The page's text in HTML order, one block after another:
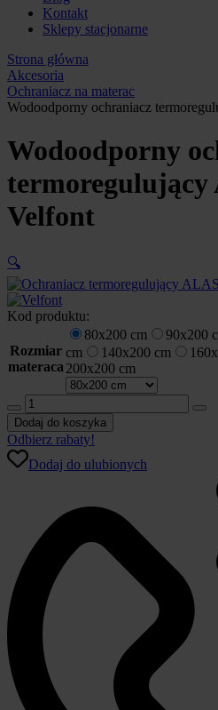
Kontakt
Sklepy stacjonarne
Strona główna
Akcesoria
Ochraniacz na materac
Wodoodporny ochraniacz
Wodoodporny
Velfont
🔍
Kod produktu:
Rozmiar
materaca
80x200 cm 90x200
cm
140x200 cm
200x200 cm
ilość
Wodoodporny
ochraniacz
termoregulujący
ALASKA
Dodaj do koszyka
Odbierz rabaty!
Dodaj do ulubionych